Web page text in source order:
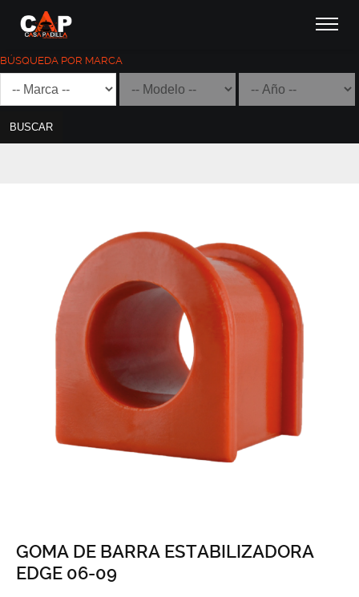
BÚSQUEDA POR MARCA
BUSCAR
GOMA DE BARRA ESTABILIZADORA
EDGE 06-09